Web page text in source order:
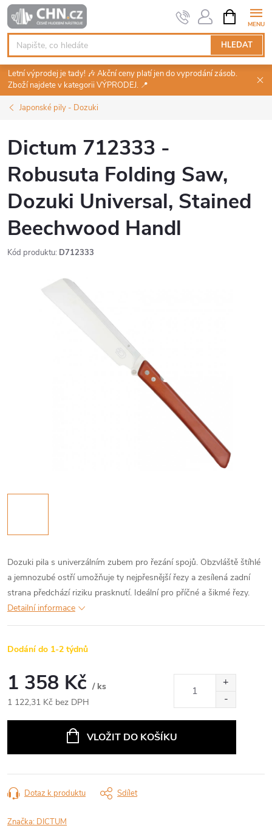
Přejít
na
obsah
HLEDAT
NÁKUPNÍ
KOŠÍK
Letní výprodej je tady! 🎶 Akční ceny platí jen do vyprodání zásob.
Zboží najdete v kategorii VÝPRODEJ. 📍
Japonské pily - Dozuki
Dictum 712333 -
Robusuta Folding Saw,
Dozuki Universal, Stained
Beechwood Handl
Kód produktu: D712333
Dozuki pila s univerzálním zubem pro řezání spojů. Obzvláště štíhlé
a jemnozubé ostří umožňuje ty nejpřesnější řezy a zesílená zadní
strana předchází riziku prasknutí. Ideální pro příčné a šikmé řezy.
Detailní informace
Dodání do 1-2 týdnů
1 358 Kč / ks
1 122,31 Kč bez DPH
VLOŽIT DO KOŠÍKU
Dotaz k produktu Sdílet
Značka: DICTUM